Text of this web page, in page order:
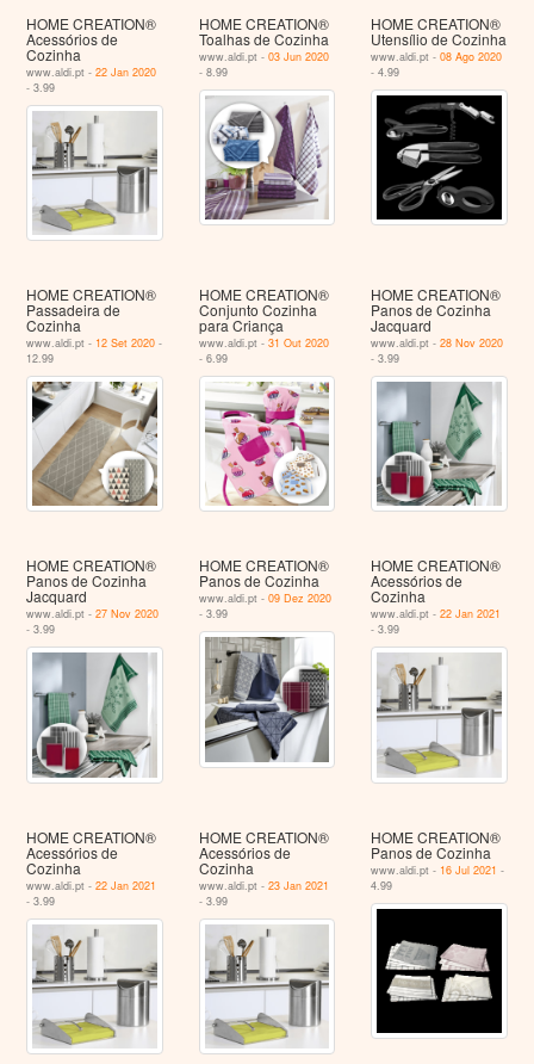
HOME CREATION®
Acessórios de
Cozinha
www.aldi.pt -22 Jan 2020
- 3.99
HOME CREATION®
Toalhas de Cozinha
www.aldi.pt - 03 Jun 2020
- 8.99
HOME CREATION®
Utensílio de Cozinha
www.aldi.pt -08 Ago 2020
- 4.99
HOME CREATION®
Passadeira de
Cozinha
www.aldi.pt - 12 Set 2020 -
12.99
HOME CREATION®
Conjunto Cozinha
para Criança
www.aldi.pt - 31 Out 2020
- 6.99
HOME CREATION®
Panos de Cozinha
Jacquard
www.aldi.pt -28 Nov 2020
- 3.99
HOME CREATION®
Panos de Cozinha
Jacquard
www.aldi.pt -27 Nov 2020
- 3.99
HOME CREATION®
Panos de Cozinha
www.aldi.pt - 09 Dez 2020
- 3.99
HOME CREATION®
Acessórios de
Cozinha
www.aldi.pt -22 Jan 2021
- 3.99
HOME CREATION®
Acessórios de
Cozinha
www.aldi.pt -22 Jan 2021
- 3.99
HOME CREATION®
Acessórios de
Cozinha
www.aldi.pt - 23 Jan 2021
- 3.99
HOME CREATION®
Panos de Cozinha
www.aldi.pt - 16 Jul 2021 -
4.99